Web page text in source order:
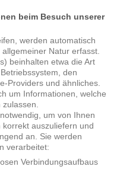
beim Besuch unserer
werden automatisch
Natur erfasst.
beinhalten etwa die Art
den
Providers und ähnliches.
um Informationen, welche
zulassen.
um von Ihnen
auszuliefern und
an. Sie werden
verarbeitet:
Verbindungsaufbaus